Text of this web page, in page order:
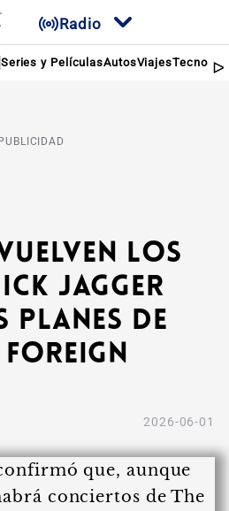
Radio
Series y PelículasAutosViajes
PUBLICIDAD
los
Jagger
planes de
2026-06-01